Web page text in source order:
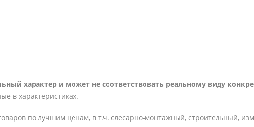
характер и может не соответствовать реальному виду
в характеристиках.
по лучшим ценам, в т.ч. слесарно-монтажный, строительный,